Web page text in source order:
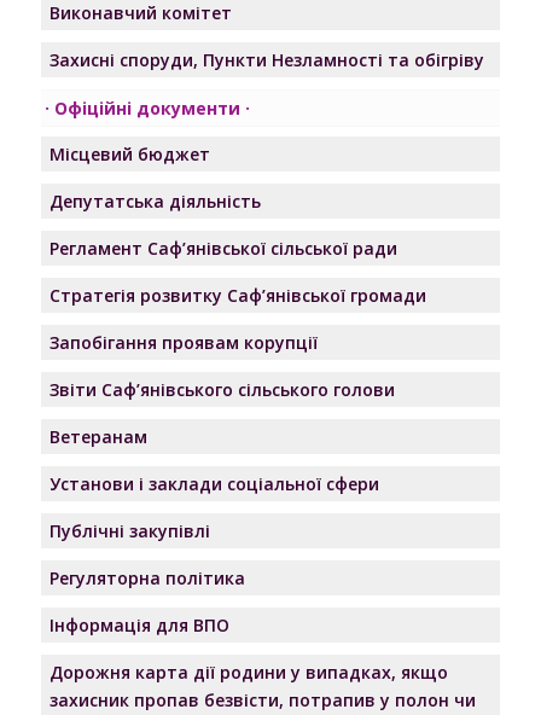
Виконавчий комітет
Захисні споруди, Пункти Незламності та обігріву
Офіційні документи
Місцевий бюджет
Депутатська діяльність
Регламент Саф’янівської сільської ради
Стратегія розвитку Саф’янівської громади
Запобігання проявам корупції
Звіти Саф’янівського сільського голови
Ветеранам
Установи і заклади соціальної сфери
Публічні закупівлі
Регуляторна політика
Інформація для ВПО
Дорожня карта дії родини у випадках, якщо
захисник пропав безвісти, потрапив у полон чи